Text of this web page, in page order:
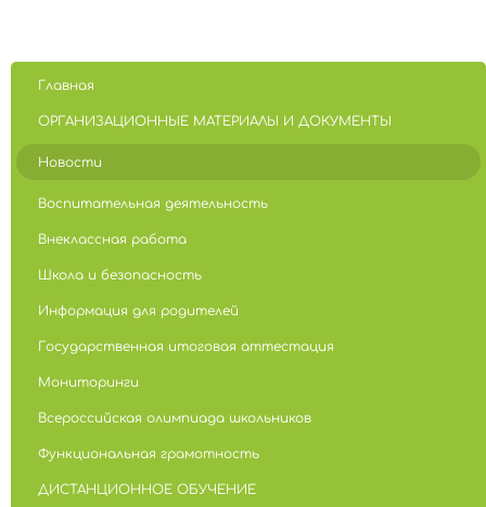
Главная
ОРГАНИЗАЦИОННЫЕ МАТЕРИАЛЫ И ДОКУМЕНТЫ
Новости
Воспитательная деятельность
Внеклассная работа
Школа и безопасность
Информация для родителей
Государственная итоговая аттестация
Мониторинги
Всероссийская олимпиада школьников
Функциональная грамотность
ДИСТАНЦИОННОЕ ОБУЧЕНИЕ